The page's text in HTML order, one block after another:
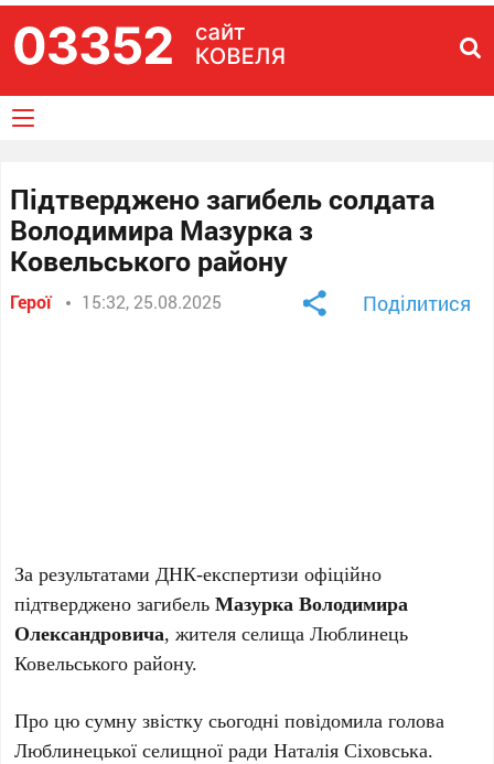
Підтверджено загибель солдата
Володимира Мазурка з
Ковельського району
Герої 15:32, 25.08.2025 Поділитися
За результатами ДНК-експертизи офіційно
підтверджено загибельМазурка Володимира
Олександровича, жителя селища Люблинець
Ковельського району.
Про цю сумну звістку сьогодні повідомила голова
Люблинецької селищної ради Наталія Сіховська.